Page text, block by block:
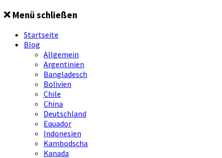
Springe
Inhalt
Menü schließen
Startseite
Blog
Allgemein
Argentinien
Bangladesch
Bolivien
Chile
China
Deutschland
Equador
Indonesien
Kambodscha
Kanada